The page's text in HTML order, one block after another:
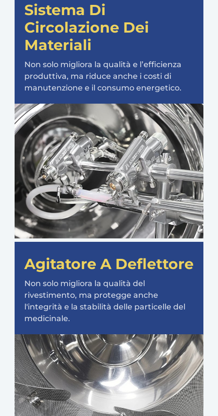
Sistema Di
Circolazione Dei
Materiali
Non solo migliora la qualità e l’efficienza
produttiva, ma riduce anche i costi di
manutenzione e il consumo energetico.
Agitatore A Deflettore
Non solo migliora la qualità del
rivestimento, ma protegge anche
l'integrità e la stabilità delle particelle del
medicinale.